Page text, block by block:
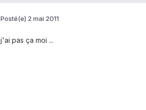
Posté(e) 2 mai 2011
j'ai pas ça moi ...